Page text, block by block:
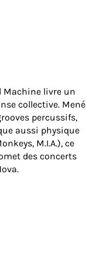
Machine livre un
collective. Mené
percussifs,
aussi physique
M.I.A.), ce
des concerts